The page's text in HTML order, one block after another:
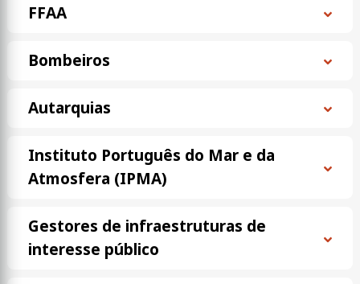
FFAA
Bombeiros
Autarquias
Instituto Português do Mar e da
Atmosfera (IPMA)
Gestores de infraestruturas de
interesse público